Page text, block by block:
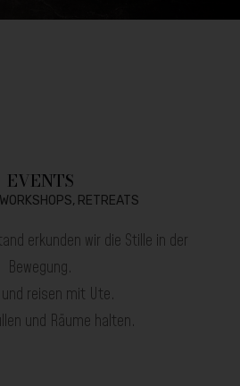
EVENTS
RETREATS
erkunden wir die Stille in der
Bewegung.
und reisen mit Ute.
und Räume halten.